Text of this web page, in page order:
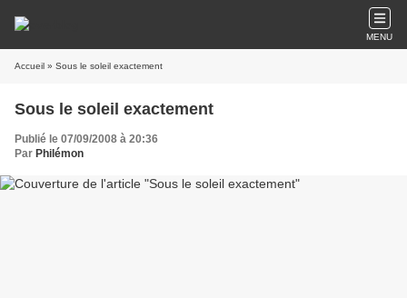
MENU
Accueil » Sous le soleil exactement
Sous le soleil exactement
Publié le 07/09/2008 à 20:36
Par Philémon